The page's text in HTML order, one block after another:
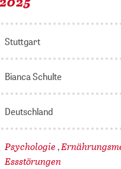
Stuttgart
Bianca Schulte
Deutschland
Psychologie ,
Essstörungen